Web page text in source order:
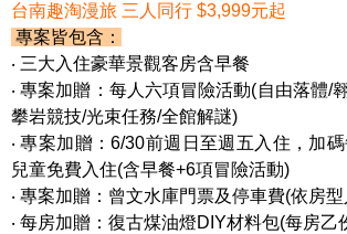
台南趣淘漫旅 三人同行 $3,999元起
專案皆包含：
‧ 三大入住豪華景觀客房含早餐
‧ 專案加贈：每人六項冒險活動(自由落體/
攀岩競技/光束任務/全館解謎)
‧ 專案加贈：6/30前週日至週五入住，加碼
兒童免費入住(含早餐+6項冒險活動)
‧ 專案加贈：曾文水庫門票及停車費(依房
‧ 每房加贈： 復古煤油燈DIY材料包(每房乙